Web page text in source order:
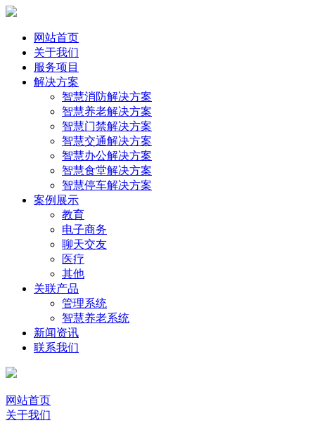
网站首页
关于我们
服务项目
解决方案
智慧消防解决方案
智慧养老解决方案
智慧门禁解决方案
智慧交通解决方案
智慧办公解决方案
智慧食堂解决方案
智慧停车解决方案
案例展示
教育
电子商务
聊天交友
医疗
其他
关联产品
管理系统
智慧养老系统
新闻资讯
联系我们
网站首页
关于我们